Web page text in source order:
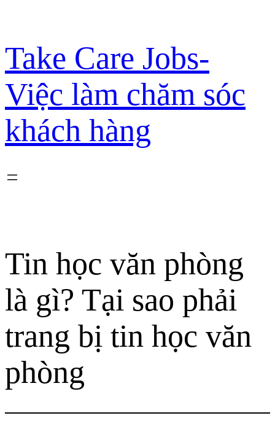
phần
dung
Take Care Jobs-
Việc làm chăm sóc
khách hàng
Tin học văn phòng
là gì? Tại sao phải
trang bị tin học văn
phòng